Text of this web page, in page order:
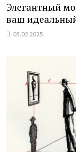
Элегантный
ваш
05.02.2025